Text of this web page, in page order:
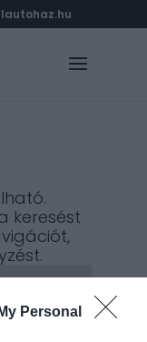
Personal
keresést